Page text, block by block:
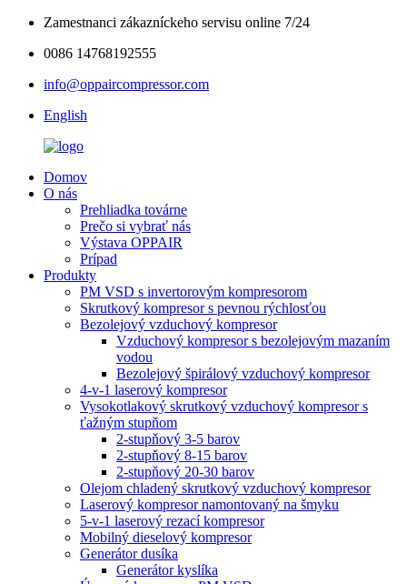
Zamestnanci zákazníckeho servisu online 7/24
0086 14768192555
info@oppaircompressor.com
English
Domov
O nás
Prehliadka továrne
Prečo si vybrať nás
Výstava OPPAIR
Prípad
Produkty
PM VSD s invertorovým kompresorom
Skrutkový kompresor s pevnou rýchlosťou
Bezolejový vzduchový kompresor
Vzduchový kompresor s bezolejovým mazaním
vodou
Bezolejový špirálový vzduchový kompresor
4-v-1 laserový kompresor
Vysokotlakový skrutkový vzduchový kompresor s
ťažným stupňom
2-stupňový 3-5 barov
2-stupňový 8-15 barov
2-stupňový 20-30 barov
Olejom chladený skrutkový vzduchový kompresor
Laserový kompresor namontovaný na šmyku
5-v-1 laserový rezací kompresor
Mobilný dieselový kompresor
Generátor dusíka
Generátor kyslíka